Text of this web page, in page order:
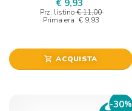
€ 9,93
Prz. listino € 11,00
Prima era € 9,93
shopping_cart ACQUISTA
-30%